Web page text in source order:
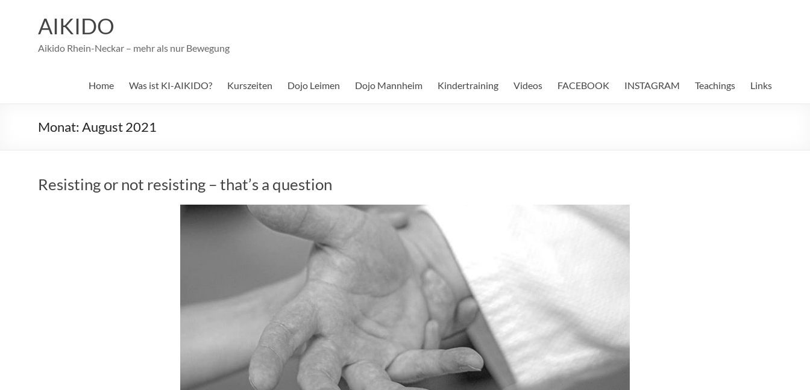
AIKIDO
Aikido Rhein-Neckar – mehr als nur Bewegung
Home Was ist KI-AIKIDO? Kurszeiten Dojo Leimen Dojo Mannheim Kindertraining Videos FACEBOOK INSTAGRAM Teachings Links
Monat: August 2021
Resisting or not resisting – that’s a question